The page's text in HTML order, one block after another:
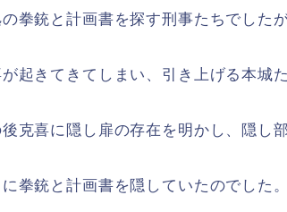
拳銃と計画書を探す刑事たちでした
起きてきてしまい、引き上げる本城た
克喜に隠し扉の存在を明かし、隠し
拳銃と計画書を隠していたのでした。